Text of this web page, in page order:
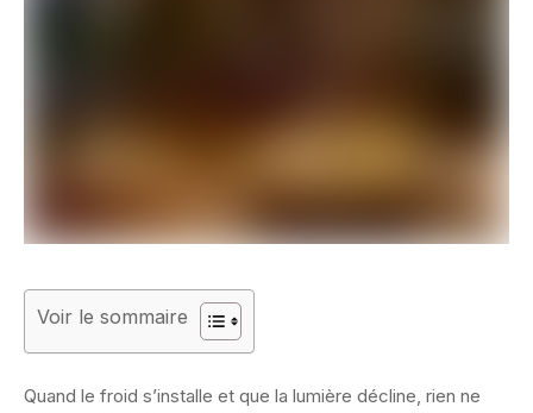
Voir le sommaire
Quand le froid s’installe et que la lumière décline, rien ne